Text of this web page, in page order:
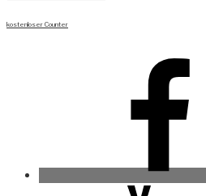
kostenloser Counter